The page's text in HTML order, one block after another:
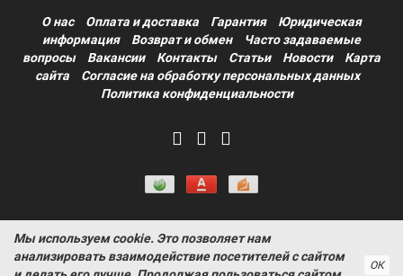
О нас Оплата и доставка Гарантия
Юридическая
информация
Возврат и обмен
Часто задаваемые
вопросы
Вакансии Контакты Статьи Новости
Карта
сайта
Согласие на обработку персональных данных
Политика конфиденциальности
Информация на сайте носит ознакомительный характер и не
является публичной офертой, определяемой положениями
Мы используем cookie. Это позволяет нам
анализировать взаимодействие посетителей с сайтом
ОК